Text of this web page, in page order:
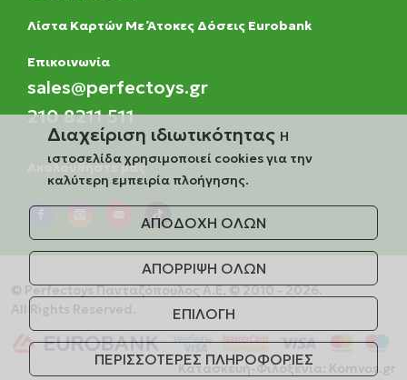
Λίστα Καρτών Με Άτοκες Δόσεις Eurobank
Eπικοινωνία
sales@perfectoys.gr
210 8211 511
Ακολουθήστε μας
© Perfectoys Πανταζόπουλος Α.Ε. © 2010 - 2026.
All Rights Reserved.
Κατασκευή-Φιλοξενία: Komvos.gr
Διαχείριση ιδιωτικότητας Η
ιστοσελίδα χρησιμοποιεί cookies για την
καλύτερη εμπειρία πλοήγησης.
ΑΠΟΔΟΧΗ ΟΛΩΝ
ΑΠΟΡΡΙΨΗ ΟΛΩΝ
ΕΠΙΛΟΓΗ
ΠΕΡΙΣΣΟΤΕΡΕΣ ΠΛΗΡΟΦΟΡΙΕΣ